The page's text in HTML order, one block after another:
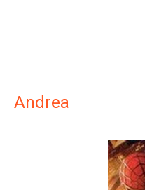
Andrea